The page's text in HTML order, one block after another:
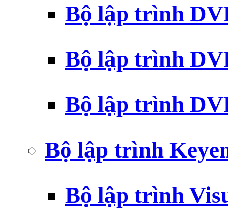
Bộ lập trình
Bộ lập trình
Bộ lập trình
Bộ lập trình
Bộ lập trình